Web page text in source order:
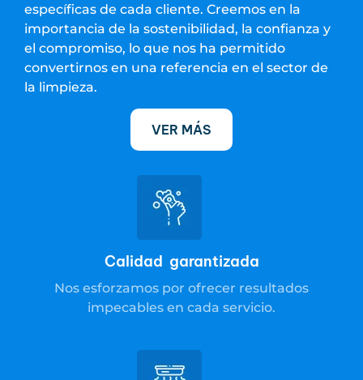
específicas de cada cliente. Creemos en la
importancia de la sostenibilidad, la confianza y
el compromiso, lo que nos ha permitido
convertirnos en una referencia en el sector de
la limpieza.
VER MÁS
Calidad garantizada
Nos esforzamos por ofrecer resultados
impecables en cada servicio.